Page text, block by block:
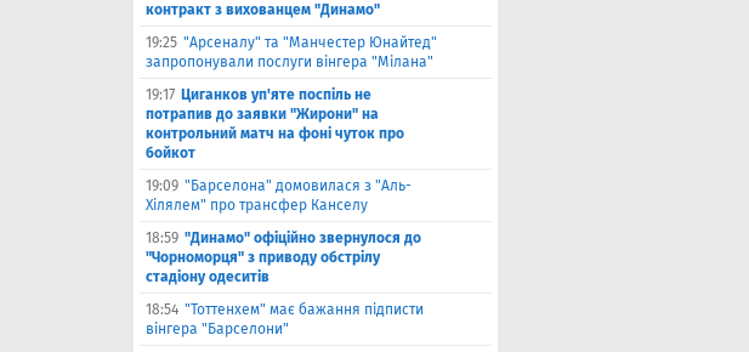
контракт з вихованцем "Динамо"
19:25 "Арсеналу" та "Манчестер Юнайтед"
запропонували послуги вінгера "Мілана"
19:17 Циганков уп'яте поспіль не
потрапив до заявки "Жирони" на
контрольний матч на фоні чуток про
бойкот
19:09 "Барселона" домовилася з "Аль-
Хілялем" про трансфер Канселу
18:59 "Динамо" офіційно звернулося до
"Чорноморця" з приводу обстрілу
стадіону одеситів
18:54 "Тоттенхем" має бажання підписти
вінгера "Барселони"